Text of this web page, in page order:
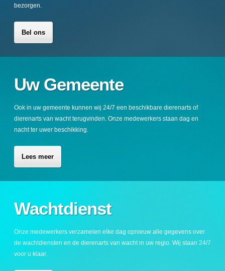
bezorgen.
Bel ons
Uw Gemeente
Ook in uw gemeente kunnen wij 24/7 een beschikbare dierenarts of
dierenarts van wacht terugvinden. Onze medewerkers staan dag en
nacht ter uwer beschikking.
Lees meer
Wachtdienst
Onze medewerkers verzamelen elke dag opnieuw alle gegevens over
de wachtdiensten en de dierenarts van wacht in uw regio. Wij staan 24/7
voor u klaar.